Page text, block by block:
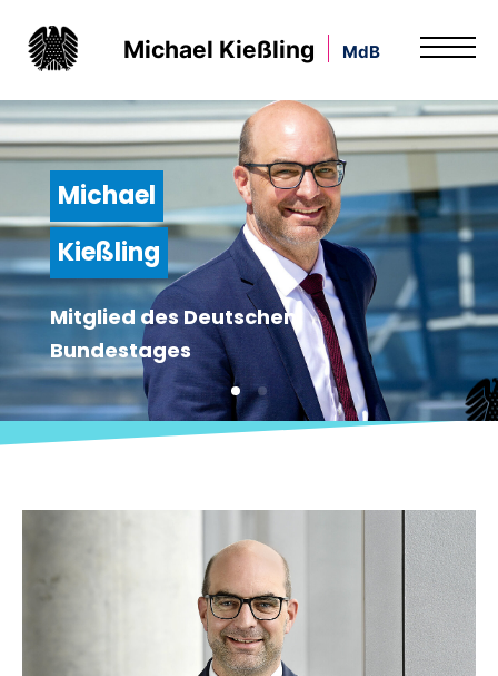
Michael Kießling MdB
Michael
Kießling
Mitglied des Deutschen
Bundestages